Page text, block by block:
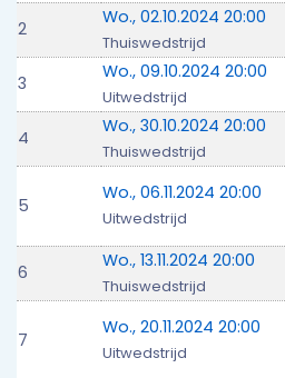
2
Wo., 02.10.2024 20:00
Thuiswedstrijd
3
Wo., 09.10.2024 20:00
Uitwedstrijd
4
Wo., 30.10.2024 20:00
Thuiswedstrijd
5
Wo., 06.11.2024 20:00
Uitwedstrijd
6
Wo., 13.11.2024 20:00
Thuiswedstrijd
7
Wo., 20.11.2024 20:00
Uitwedstrijd